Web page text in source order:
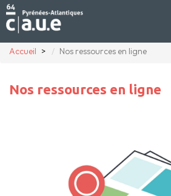
Accueil
Nos ressources en ligne
Nos ressources en ligne